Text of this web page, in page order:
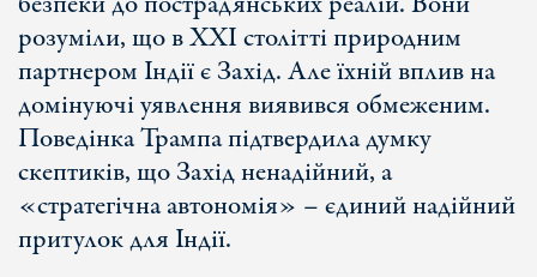
розуміли, що в XXI столітті природним
партнером Індії є Захід. Але їхній вплив на
домінуючі уявлення виявився обмеженим.
Поведінка Трампа підтвердила думку
скептиків, що Захід ненадійний, а
«стратегічна автономія» – єдиний надійний
притулок для Індії.